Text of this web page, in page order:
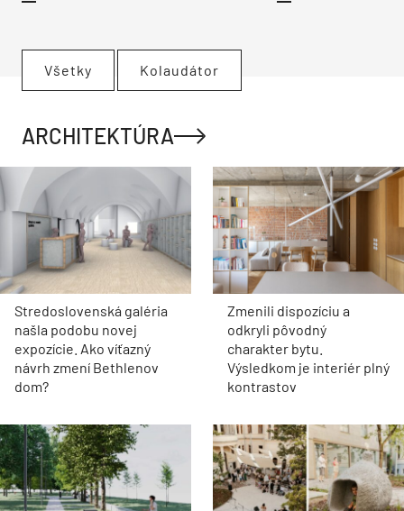
Všetky Kolaudátor
ARCHITEKTÚRA
Stredoslovenská galéria
našla podobu novej
expozície. Ako víťazný
návrh zmení Bethlenov
dom?
Zmenili dispozíciu a
odkryli pôvodný
charakter bytu.
Výsledkom je interiér plný
kontrastov